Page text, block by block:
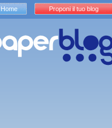
Home Proponi il tuo blog